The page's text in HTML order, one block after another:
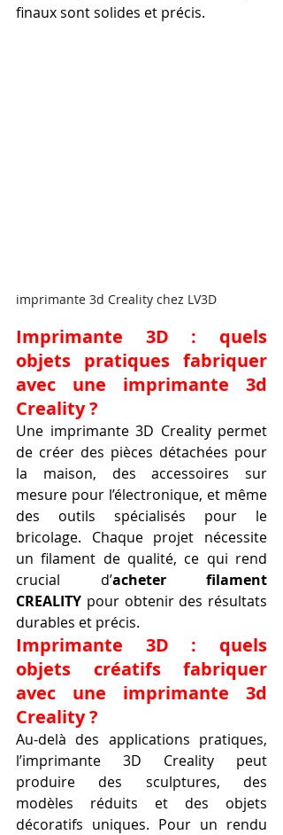
finaux sont solides et précis.
imprimante 3d Creality chez LV3D
Imprimante 3D : quels
objets pratiques fabriquer
avec une imprimante 3d
Creality ?
Une imprimante 3D Creality permet
de créer des pièces détachées pour
la maison, des accessoires sur
mesure pour l’électronique, et même
des outils spécialisés pour le
bricolage. Chaque projet nécessite
un filament de qualité, ce qui rend
crucial d’acheter filament
CREALITY pour obtenir des résultats
durables et précis.
Imprimante 3D : quels
objets créatifs fabriquer
avec une imprimante 3d
Creality ?
Au-delà des applications pratiques,
l’imprimante 3D Creality peut
produire des sculptures, des
modèles réduits et des objets
décoratifs uniques. Pour un rendu